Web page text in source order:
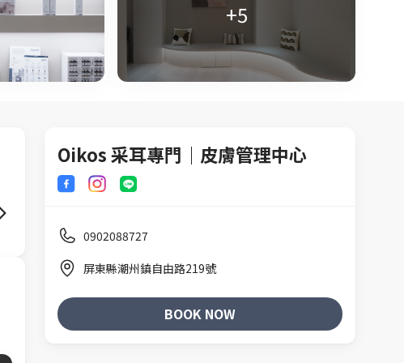
+5
）
Oikos 采耳專門｜皮膚管理中心
0902088727
屏東縣潮州鎮自由路219號
BOOK NOW